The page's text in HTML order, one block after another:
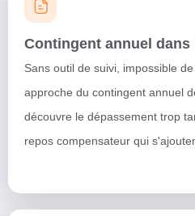
Contingent annuel dans
Sans outil de suivi, impossible
approche du contingent annuel
découvre le dépassement trop
repos compensateur qui